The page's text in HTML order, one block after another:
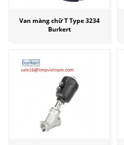
Van màng chữ T Type 3234
Burkert